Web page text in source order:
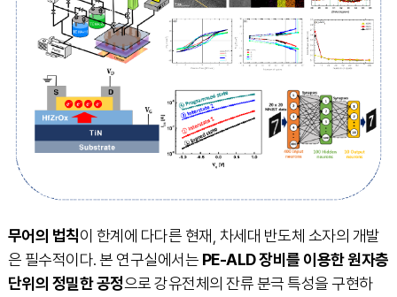
무어의 법칙이 한계에 다다른 현재, 차세대 반도체 소자의 개발
은 필수적이다. 본 연구실에서는 PE-ALD 장비를 이용한 원자층
단위의 정밀한 공정으로 강유전체의 잔류 분극 특성을 구현하